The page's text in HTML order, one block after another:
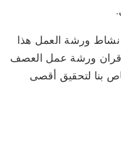
نشاط ورشة العمل هذا
إقران ورشة عمل العصف
بنا لتحقيق أقصى